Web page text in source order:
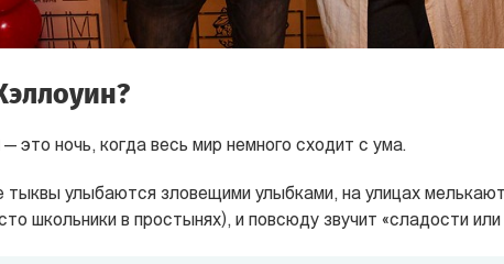
— это ночь, когда весь мир немного сходит с ума.
улыбаются зловещими улыбками, на улицах
школьники в простынях), и повсюду звучит «сладости или